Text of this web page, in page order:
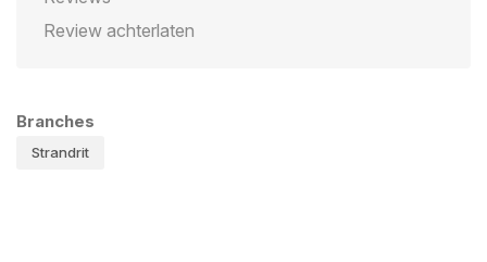
Review achterlaten
Branches
Strandrit